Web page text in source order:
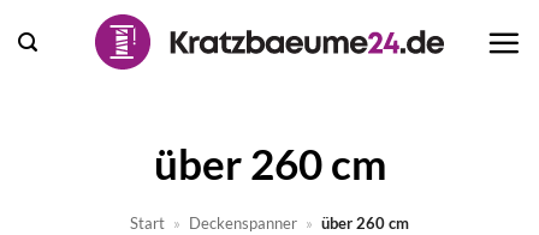
Inhalt
über 260 cm
Start » Deckenspanner » über 260 cm